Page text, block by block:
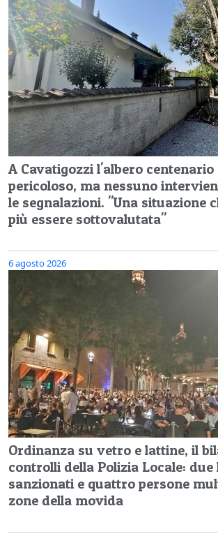
A Cavatigozzi l'albero centenario
pericoloso, ma nessuno
le segnalazioni. "Una situazione
più essere sottovalutata"
6 agosto 2026
Ordinanza su vetro e lattine, il
controlli della Polizia Locale: due
sanzionati e quattro persone
zone della movida